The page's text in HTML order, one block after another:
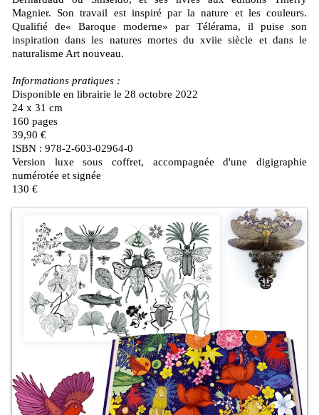
Magnier. Son travail est inspiré par la nature et les couleurs.
Qualifié de« Baroque moderne» par Télérama, il puise son
inspira­tion dans les natures mortes du xviie siècle et dans le
naturalisme Art nouveau.
Informations pratiques :
Disponible en librairie le 28 octobre 2022
24 x 31 cm
160 pages
39,90 €
ISBN : 978-2-603-02964-0
Version luxe sous coffret, accompagnée d'une digigraphie
numérotée et signée
130 €